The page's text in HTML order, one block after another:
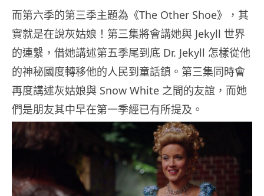
而第六季的第三季主題為《The Other Shoe》，其
實就是在說灰姑娘！第三集將會講她與 Jekyll 世界
的連繫，借她講述第五季尾到底 Dr. Jekyll 怎樣從他
的神秘國度轉移他的人民到童話鎮。第三集同時會
再度講述灰姑娘與 Snow White 之間的友誼，而她
們是朋友其中早在第一季經已有所提及。